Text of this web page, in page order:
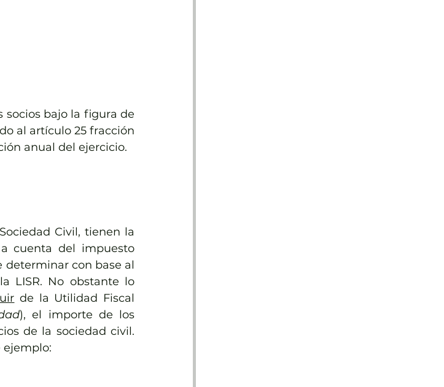
socios bajo la figura de
al artículo 25 fracción
anual del ejercicio.
Civil, tienen la
cuenta del impuesto
determinar con base al
LISR. No obstante lo
de la Utilidad Fiscal
), el importe de los
de la sociedad civil.
ejemplo: